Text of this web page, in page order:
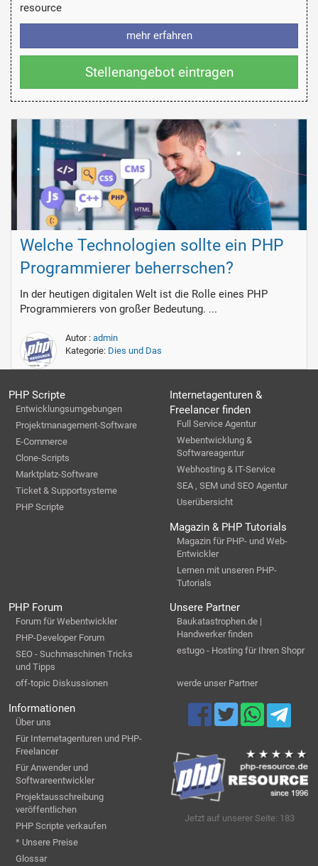
resource
mehr erfahren
Stellenangebot eintragen
Welche Technologien sollte ein PHP
Programmierer beherrschen?
In der heutigen digitalen Welt ist die Rolle eines PHP
Programmierers von großer Bedeutung. ...
Autor : admin
Kategorie: Dies und Das
PHP Scripte
Entwicklungsumgebungen
Projektmanagement-Software
E-Commerce
Clone-Scripts
Marktplatz-Software
Ticket & Supportsysteme
PHP Scripte
Internetagenturen &
Freelancer finden
Full Service Agentur
Webentwicklung &
Softwareagentur
Webhosting & IT-Service
SEA , SEM und SEO Agentur
Userübersicht
Magazin & PHP Tutorials
Magazin für PHP- und Web-
Entwickler
Lernen mit unseren PHP-
Tutorials
PHP Forum
Forum für Webentwickler
PHP-Developer Forum
SEO - Suchmaschinen Tricks
und Tipps
off-topic Diskussionen
Unsere Partner
Baukatastrophen.de |
Handwerker finden
estugo - Hosting für Ihren Shopr
werde unser Partner
Informationen
Über uns
Für Internetagenturen und PHP-
Freelancer
Für Anwender und
Softwareentwickler
Projektausschreibung
veröffentlichen
PHP Scripte verkaufen
* Unsere Preise
Glossar
Jetzt auf unserer Seite: 183